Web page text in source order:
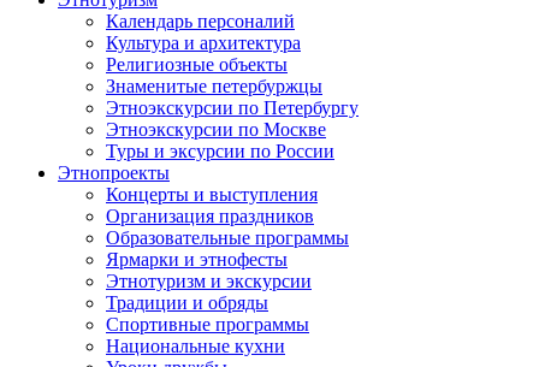
Календарь персоналий
Культура и архитектура
Религиозные объекты
Знаменитые петербуржцы
Этноэкскурсии по Петербургу
Этноэкскурсии по Москве
Туры и эксурсии по России
Этнопроекты
Концерты и выступления
Организация праздников
Образовательные программы
Ярмарки и этнофесты
Этнотуризм и экскурсии
Традиции и обряды
Спортивные программы
Национальные кухни